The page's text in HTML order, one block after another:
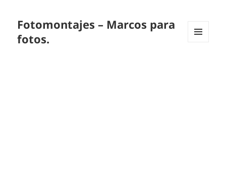
Fotomontajes – Marcos para
fotos.